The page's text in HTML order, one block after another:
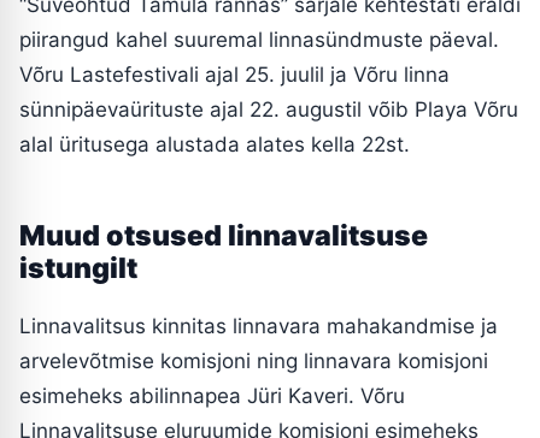
“Suveõhtud Tamula rannas” sarjale kehtestati eraldi
piirangud kahel suuremal linnasündmuste päeval.
Võru Lastefestivali ajal 25. juulil ja Võru linna
sünnipäevaürituste ajal 22. augustil võib Playa Võru
alal üritusega alustada alates kella 22st.
Muud otsused linnavalitsuse
istungilt
Linnavalitsus kinnitas linnavara mahakandmise ja
arvelevõtmise komisjoni ning linnavara komisjoni
esimeheks abilinnapea Jüri Kaveri. Võru
Linnavalitsuse eluruumide komisjoni esimeheks